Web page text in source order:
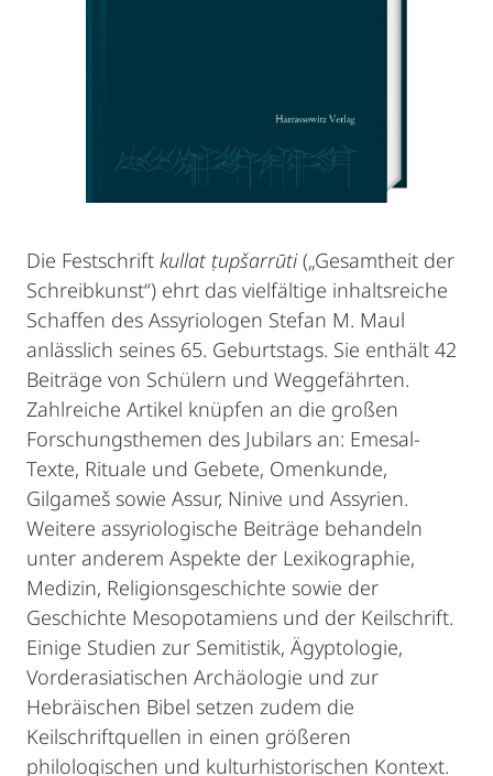
Die Festschrift kullat ṭupšarrūti(„Gesamtheit der
Schreibkunst“) ehrt das vielfältige inhaltsreiche
Schaffen des Assyriologen Stefan M. Maul
anlässlich seines 65. Geburtstags. Sie enthält 42
Beiträge von Schülern und Weggefährten.
Zahlreiche Artikel knüpfen an die großen
Forschungsthemen des Jubilars an: Emesal-
Texte, Rituale und Gebete, Omenkunde,
Gilgameš sowie Assur, Ninive und Assyrien.
Weitere assyriologische Beiträge behandeln
unter anderem Aspekte der Lexikographie,
Medizin, Religionsgeschichte sowie der
Geschichte Mesopotamiens und der Keilschrift.
Einige Studien zur Semitistik, Ägyptologie,
Vorderasiatischen Archäologie und zur
Hebräischen Bibel setzen zudem die
Keilschriftquellen in einen größeren
philologischen und kulturhistorischen Kontext.